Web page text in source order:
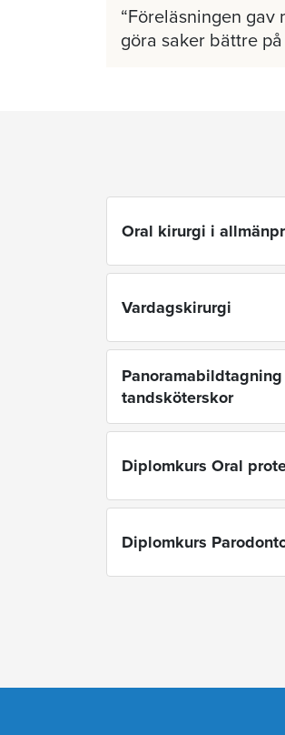
Föreläsningen gav
göra saker bättre
Oral kirurgi i
Vardagskirurgi
tandsköterskor
Diplomkurs Oral
Diplomkurs